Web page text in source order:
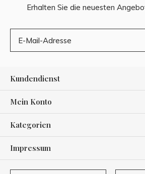
Erhalten Sie die neuesten
Kundendienst
Mein Konto
Kategorien
Impressum